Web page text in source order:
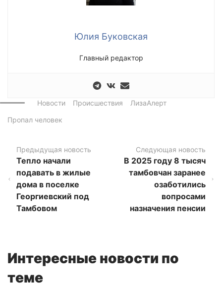
Юлия Буковская
Главный редактор
Новости Происшествия
ЛизаАлерт
Пропал человек
Предыдущая новость
Тепло начали
подавать в жилые
дома в поселке
Георгиевский под
Тамбовом
Следующая новость
В 2025 году 8 тысяч
тамбовчан заранее
озаботились
вопросами
назначения пенсии
Интересные новости по
теме